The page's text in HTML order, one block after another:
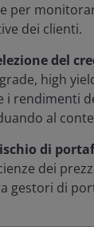
per
dei clienti.
del
high
rendimenti
al
di
dei
gestori di